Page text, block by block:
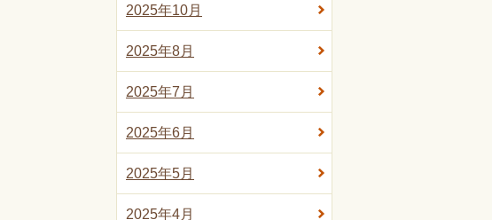
2025年10月
2025年8月
2025年7月
2025年6月
2025年5月
2025年4月